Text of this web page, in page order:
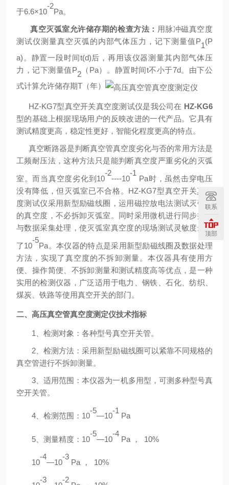
于6.6×10
-2
Pa。
真空灭弧室允许储存期的检查方法： 用脉冲磁真空度
测试仪测量真空灭弧的内部气体压力，记下测量值P1(P
a)。静置一段时间t(d)后，再用该仪器测量其内部气体压
力，记下测量值P2 （Pa）。静置时间t不小于7d。由下公
式计算允许储存期T（年）
HZ-KG7型真空开关真空度测试仪是我公司在 HZ-KG6
型的基础上根据现场用户的反映改进的一代产品。它具有
测试精度更高，稳定性更好，智能化程度更高的特点。
真空断路器是判断真空管真空度劣化与否的常用方法是
工频耐压法，这种方法只是能判断真空度严重劣化的灭弧
室。而当真空度劣化到10
-2
----10
-1
Pa时，虽然击穿电压
没有降低，但灭弧室已不合格。HZ-KG7型真空开关真空
度测试仪采用新型励磁线圈，运用磁控放电法测试灭弧室
的真空度，不必拆卸灭弧室。同时采用微机进行同步控制
与数据采集处理，使灭弧室真空度的现场测试灵敏度达到
了10
-5
Pa。本仪器的特点是采用新型励磁线圈及数据处理
方法，实现了真空度的不拆卸测量。本仪器具有使用方
便、操作简便、不拆卸测量和测试精度高等优点，是一种
实用的检测仪器，广泛适用于电力、钢铁、石化、纺织、
煤炭、铁路等使用真空开关的部门。
二、 高压真空管真空度测定仪技术指标
1、检测对象：各种型号真空开关管。
2、检测方法：采用新型励磁线圈可以紧靠不同规格的
真空管进行不拆卸测量。
3、适用范围：本仪器为一机多用型，可测多种型号真
空开关管。
4、检测范围：10
-5
—10
-1
Pa
5、测量精度：10
-5
—10
-4
Pa ， 10%
10
-4
—10
-3
Pa ， 10%
-3 -2
联系
顶部